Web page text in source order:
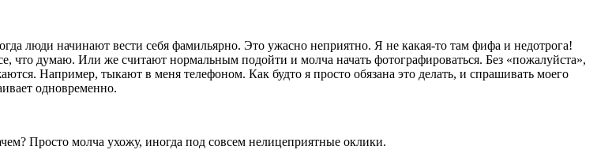
люди начинают вести себя фамильярно. Это ужасно неприятно. Я не какая-то там фифа и недотрога!
что думаю. Или же считают нормальным подойти и молча начать фото­графироваться. Без «пожалуй­ста»,
Например, тыкают в меня телефоном. Как будто я просто обязана это делать, и спрашивать моего
одно­временно.
Просто молча ухожу, иногда под совсем нелицепри­ятные оклики.